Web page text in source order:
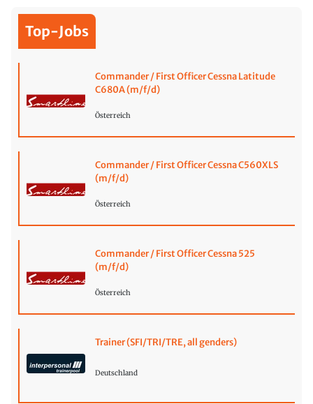
Top-Jobs
Commander / First Officer Cessna Latitude
C680A (m/f/d)
Österreich
Commander / First Officer Cessna C560XLS
(m/f/d)
Österreich
Commander / First Officer Cessna 525
(m/f/d)
Österreich
Trainer (SFI/TRI/TRE, all genders)
Deutschland